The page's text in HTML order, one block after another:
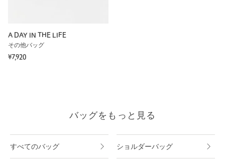
A DAY IN THE LIFE
その他バッグ
¥7,920
バッグをもっと見る
すべてのバッグ ショルダーバッグ